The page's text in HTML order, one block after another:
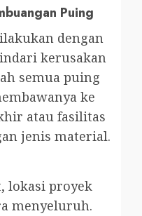
Puing
dengan
kerusakan
semua puing
ke
atau fasilitas
jenis material.
lokasi proyek
menyeluruh.